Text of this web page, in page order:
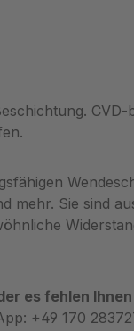
Sie sind
es fehlen
+49 170